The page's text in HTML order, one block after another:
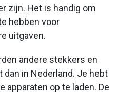
zijn. Het is handig om
hebben voor
uitgaven.
andere stekkers en
in Nederland. Je hebt
apparaten op te laden. De